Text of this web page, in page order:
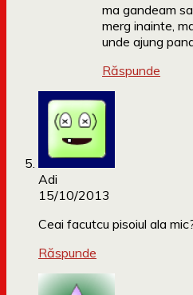
ma gandeam
merg inainte,
unde ajung
Răspunde
Adi
15/10/2013
Ceai facutcu pisoiul ala
Răspunde